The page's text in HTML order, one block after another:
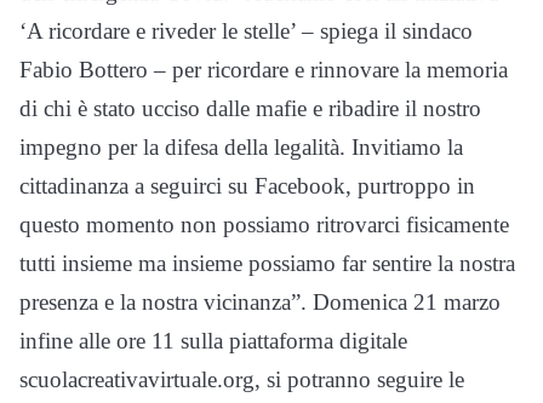
‘A ricordare e riveder le stelle’ – spiega il sindaco
Fabio Bottero – per ricordare e rinnovare la memoria
di chi è stato ucciso dalle mafie e ribadire il nostro
impegno per la difesa della legalità. Invitiamo la
cittadinanza a seguirci su Facebook, purtroppo in
questo momento non possiamo ritrovarci fisicamente
tutti insieme ma insieme possiamo far sentire la nostra
presenza e la nostra vicinanza”. Domenica 21 marzo
infine alle ore 11 sulla piattaforma digitale
scuolacreativavirtuale.org, si potranno seguire le